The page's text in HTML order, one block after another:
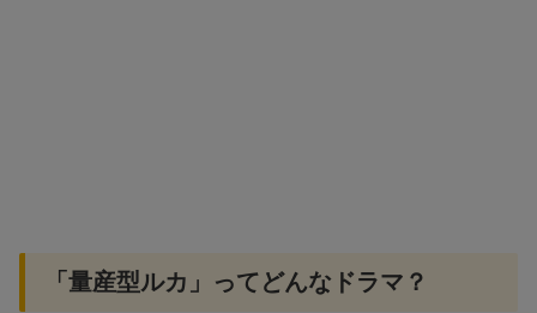
「量産型ルカ」ってどんなドラマ？